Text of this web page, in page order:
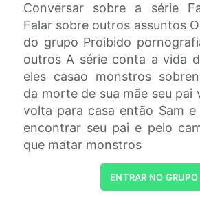
Conversar sobre a série
Falar sobre outros assuntos
do grupo Proibido
outros A série conta a vida
eles casao monstros
da morte de sua mãe seu pai
volta para casa então Sam
encontrar seu pai e pelo
que matar monstros
ENTRAR NO GRUPO